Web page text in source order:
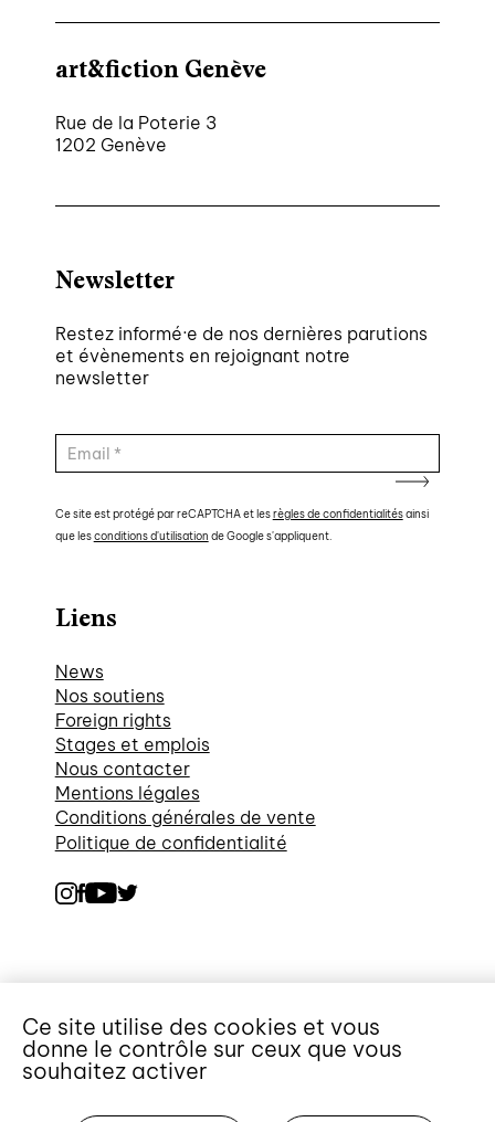
art&fiction Genève
Rue de la Poterie 3
1202 Genève
Newsletter
Restez informé·e de nos dernières parutions
et évènements en rejoignant notre
newsletter
Ce site est protégé par reCAPTCHA et lesrègles de confidentialitésainsi
que lesconditions d'utilisation de Google s'appliquent.
Liens
News
Nos soutiens
Foreign rights
Stages et emplois
Nous contacter
Mentions légales
Conditions générales de vente
Politique de confidentialité
Ce site utilise des cookies et vous
donne le contrôle sur ceux que vous
souhaitez activer